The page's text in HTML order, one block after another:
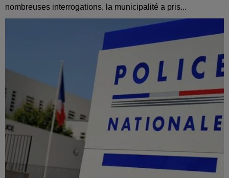
nombreuses interrogations, la municipalité a pris...